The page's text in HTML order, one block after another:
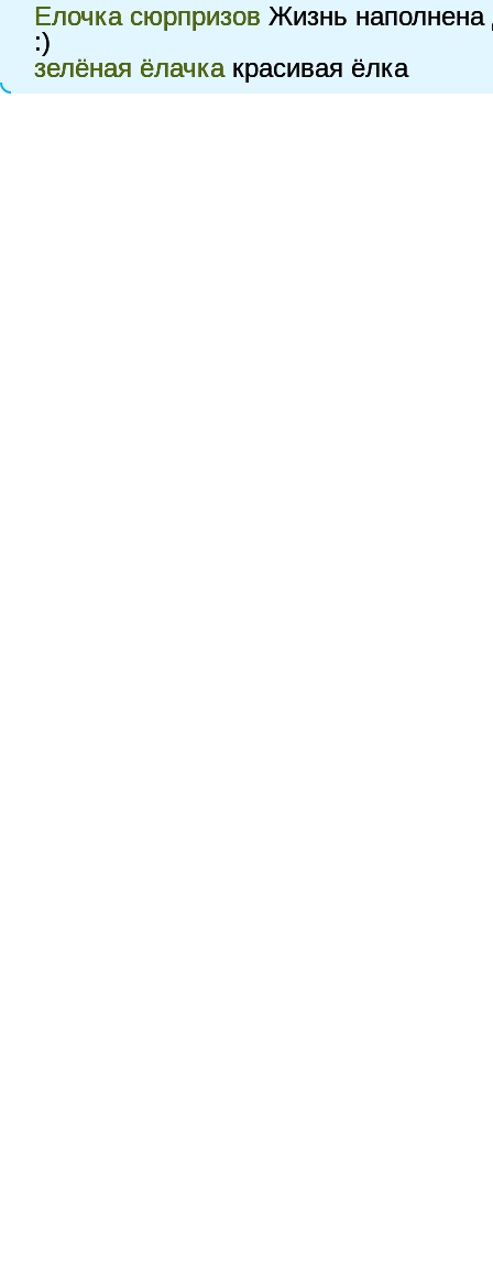
Елочка сюрпризов Жизнь
:)
зелёная ёлачкакрасивая ёлка